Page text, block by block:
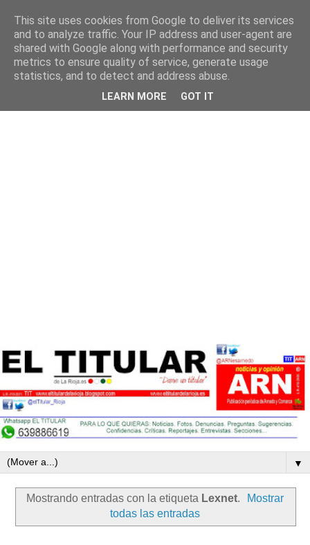
▼
Mostrando entradas con la etiqueta Lexnet.
Mostrar
todas las entradas
This site uses cookies from Google to deliver its services
and to analyze traffic. Your IP address and user-agent are
shared with Google along with performance and security
metrics to ensure quality of service, generate usage
statistics, and to detect and address abuse.
LEARN MORE GOT IT